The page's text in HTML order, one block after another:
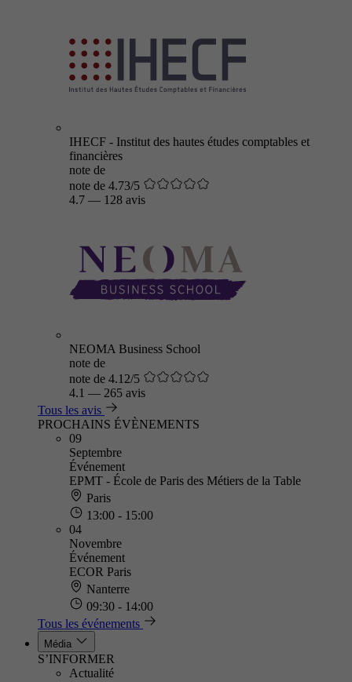
IHECF - Institut des hautes études comptables et
financières
note de
note de 4.73/5
4.7 — 128 avis
NEOMA Business School
note de
note de 4.12/5
4.1 — 265 avis
Tous les avis
PROCHAINS ÉVÈNEMENTS
09
Septembre
Événement
EPMT - École de Paris des Métiers de la Table
Paris
13:00 - 15:00
04
Novembre
Événement
ECOR Paris
Nanterre
09:30 - 14:00
Tous les événements
Média
S’INFORMER
Actualité